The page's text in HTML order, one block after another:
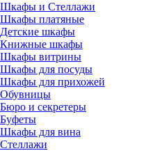
Шкафы и Стеллажи
Шкафы платяные
Детские шкафы
Книжные шкафы
Шкафы витрины
Шкафы для посуды
Шкафы для прихожей
Обувницы
Бюро и секретеры
Буфеты
Шкафы для вина
Стеллажи